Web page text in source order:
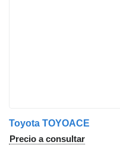
Toyota TOYOACE
Precio a consultar